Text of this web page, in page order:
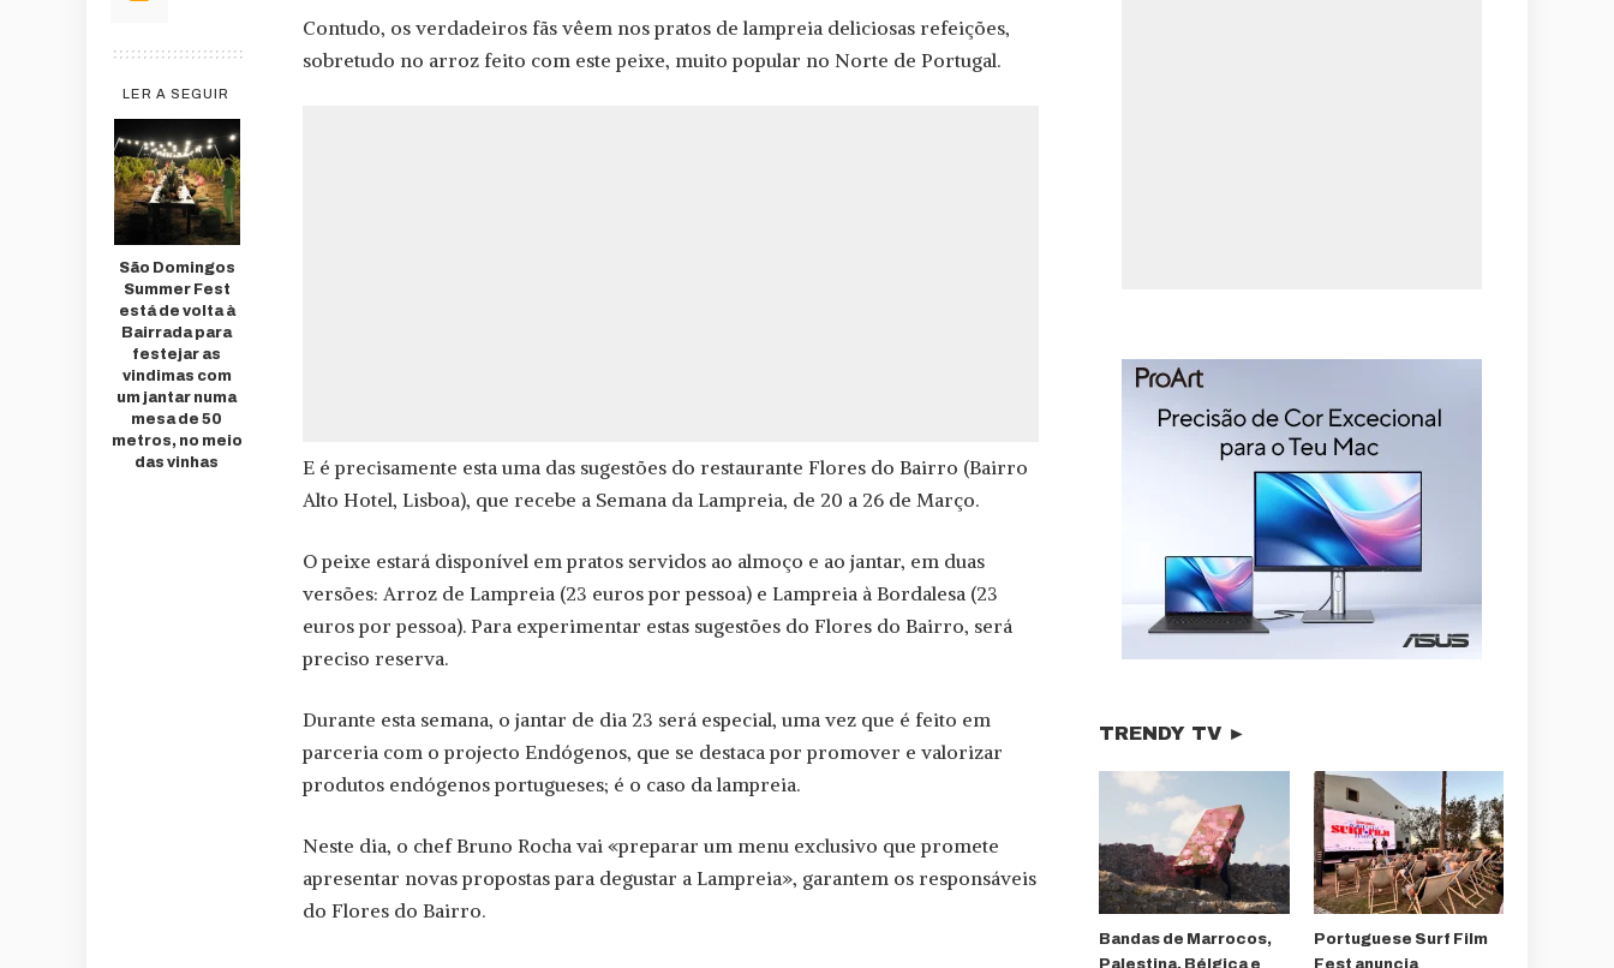
LER A SEGUIR
São Domingos
Summer Fest
está de volta à
Bairrada para
festejar as
vindimas com
um jantar numa
mesa de 50
metros, no meio
das vinhas
Contudo, os verdadeiros fãs vêem nos pratos de lampreia deliciosas refeições,
sobretudo no arroz feito com este peixe, muito popular no Norte de Portugal.
E é precisamente esta uma das sugestões do restaurante Flores do Bairro (Bairro
Alto Hotel, Lisboa), que recebe a Semana da Lampreia, de 20 a 26 de Março.
O peixe estará disponível em pratos servidos ao almoço e ao jantar, em duas
versões: Arroz de Lampreia (23 euros por pessoa) e Lampreia à Bordalesa (23
euros por pessoa). Para experimentar estas sugestões do Flores do Bairro, será
preciso reserva.
Durante esta semana, o jantar de dia 23 será especial, uma vez que é feito em
parceria com o projecto Endógenos, que se destaca por promover e valorizar
produtos endógenos portugueses; é o caso da lampreia.
Neste dia, o chef Bruno Rocha vai «preparar um menu exclusivo que promete
apresentar novas propostas para degustar a Lampreia», garantem os responsáveis
do Flores do Bairro.
TRENDY TV ►
Bandas de Marrocos,
Palestina, Bélgica e
Portuguese Surf Film
Fest anuncia